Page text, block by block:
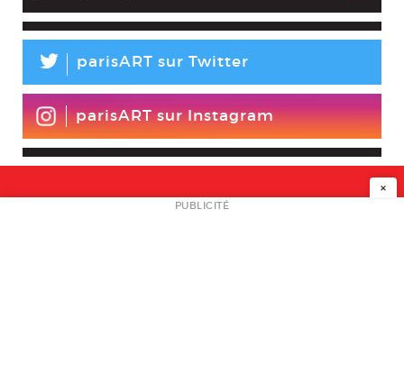
L parisART sur Twitter
parisART sur Instagram
NEWSLETTER
×
PUBLICITÉ